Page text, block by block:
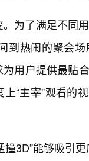
为了满足不同
到热闹的聚会
用户提供最贴
“主宰”观看的
3D”能够吸引更